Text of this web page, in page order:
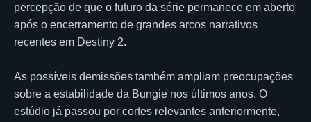
percepção de que o futuro da série permanece em aberto
após o encerramento de grandes arcos narrativos
recentes em Destiny 2.
As possíveis demissões também ampliam preocupações
sobre a estabilidade da Bungie nos últimos anos. O
estúdio já passou por cortes relevantes anteriormente,